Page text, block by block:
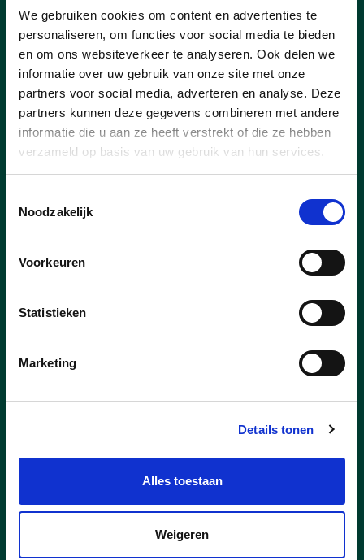
We gebruiken cookies om content en advertenties te
personaliseren, om functies voor social media te bieden
en om ons websiteverkeer te analyseren. Ook delen we
informatie over uw gebruik van onze site met onze
partners voor social media, adverteren en analyse. Deze
partners kunnen deze gegevens combineren met andere
informatie die u aan ze heeft verstrekt of die ze hebben
verzameld op basis van uw gebruik van hun services.
Noodzakelijk
Voorkeuren
Statistieken
Marketing
Details tonen
Alles toestaan
Weigeren
praatmaal 2025
19/10/25
Het praatmaal 2025 van cd&v was een
groot succes: veel volk, super sfeer en
lekker eten!
lees meer